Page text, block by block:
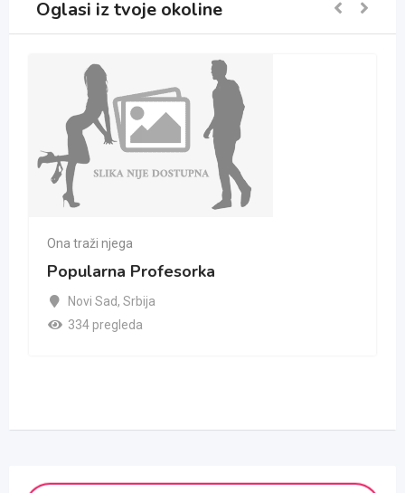
Oglasi iz tvoje okoline
Ona traži njega
Popularna Profesorka
Novi Sad, Srbija
334 pregleda